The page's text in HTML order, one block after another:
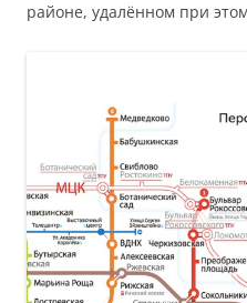
районе, удалённом при